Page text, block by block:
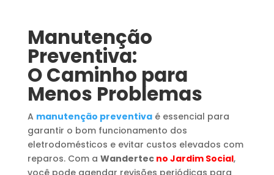
Manutenção
Preventiva:
O Caminho para
Menos Problemas
A manutenção preventivaé essencial para
garantir o bom funcionamento dos
eletrodomésticos e evitar custos elevados com
reparos. Com a Wandertec no Jardim Social,
você pode agendar revisões periódicas para